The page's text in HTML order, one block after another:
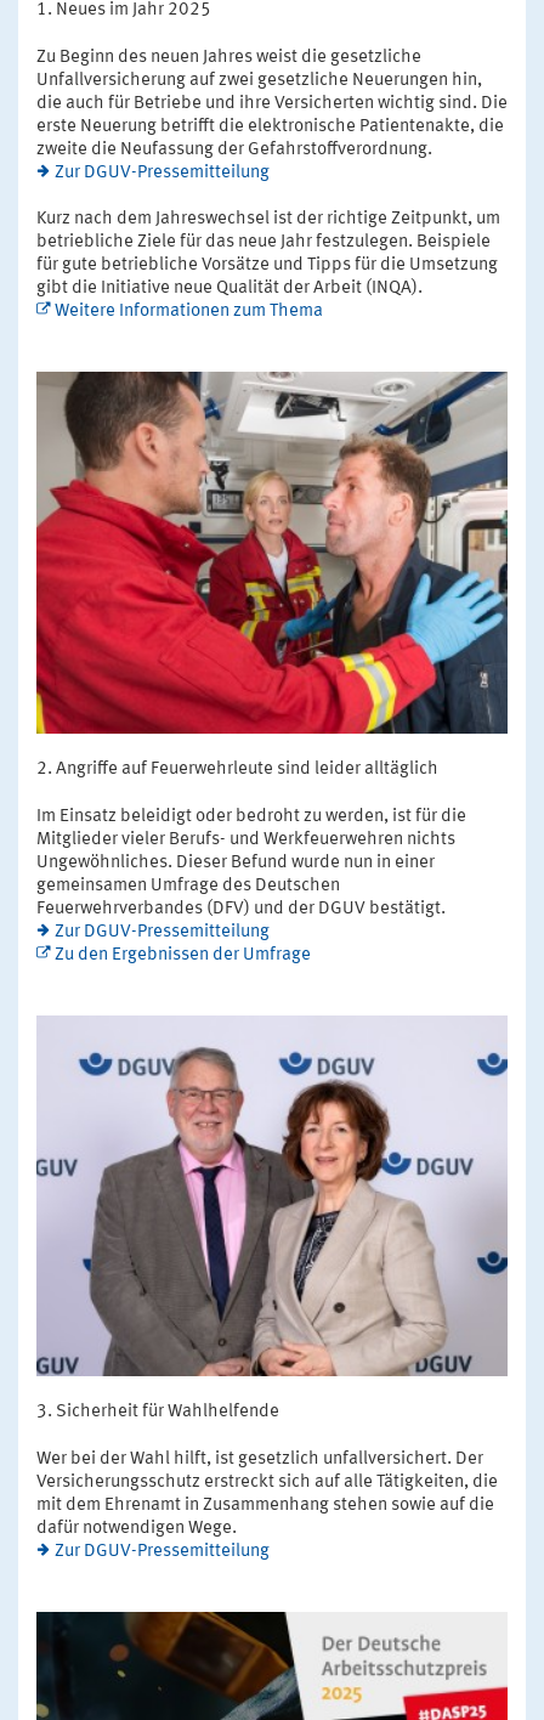
Neues im Jahr 2025
Zu Beginn des neuen Jahres weist die gesetzliche
Unfallversicherung auf zwei gesetzliche Neuerungen hin,
die auch für Betriebe und ihre Versicherten wichtig sind. Die
erste Neuerung betrifft die elektronische Patientenakte, die
zweite die Neufassung der Gefahrstoffverordnung.
Zur DGUV-Pressemitteilung
Kurz nach dem Jahreswechsel ist der richtige Zeitpunkt, um
betriebliche Ziele für das neue Jahr festzulegen. Beispiele
für gute betriebliche Vorsätze und Tipps für die Umsetzung
gibt die Initiative neue Qualität der Arbeit (INQA).
Weitere Informationen zum Thema
Angriffe auf Feuerwehrleute sind leider alltäglich
Im Einsatz beleidigt oder bedroht zu werden, ist für die
Mitglieder vieler Berufs- und Werkfeuerwehren nichts
Ungewöhnliches. Dieser Befund wurde nun in einer
gemeinsamen Umfrage des Deutschen
Feuerwehrverbandes (DFV) und der DGUV bestätigt.
Zur DGUV-Pressemitteilung
Zu den Ergebnissen der Umfrage
Sicherheit für Wahlhelfende
Wer bei der Wahl hilft, ist gesetzlich unfallversichert. Der
Versicherungsschutz erstreckt sich auf alle Tätigkeiten, die
mit dem Ehrenamt in Zusammenhang stehen sowie auf die
dafür notwendigen Wege.
Zur DGUV-Pressemitteilung